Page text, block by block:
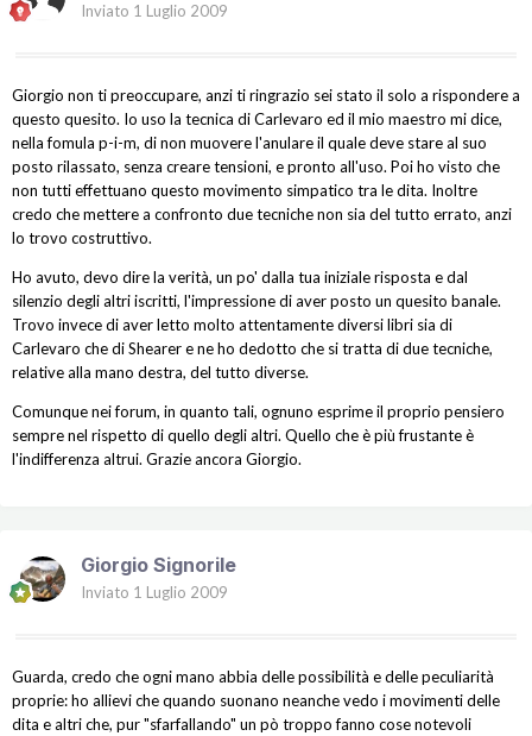
Inviato 1 Luglio 2009
Giorgio non ti preoccupare, anzi ti ringrazio sei stato il solo a rispondere a
questo quesito. Io uso la tecnica di Carlevaro ed il mio maestro mi dice,
nella fomula p-i-m, di non muovere l'anulare il quale deve stare al suo
posto rilassato, senza creare tensioni, e pronto all'uso. Poi ho visto che
non tutti effettuano questo movimento simpatico tra le dita. Inoltre
credo che mettere a confronto due tecniche non sia del tutto errato, anzi
lo trovo costruttivo.
Ho avuto, devo dire la verità, un po' dalla tua iniziale risposta e dal
silenzio degli altri iscritti, l'impressione di aver posto un quesito banale.
Trovo invece di aver letto molto attentamente diversi libri sia di
Carlevaro che di Shearer e ne ho dedotto che si tratta di due tecniche,
relative alla mano destra, del tutto diverse.
Comunque nei forum, in quanto tali, ognuno esprime il proprio pensiero
sempre nel rispetto di quello degli altri. Quello che è più frustante è
l'indifferenza altrui. Grazie ancora Giorgio.
Giorgio Signorile
Inviato 1 Luglio 2009
Guarda, credo che ogni mano abbia delle possibilità e delle peculiarità
proprie: ho allievi che quando suonano neanche vedo i movimenti delle
dita e altri che, pur "sfarfallando" un pò troppo fanno cose notevoli